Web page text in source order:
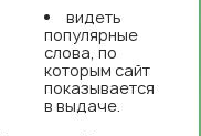
видеть
популярные
слова, по
которым сайт
показывается
в выдаче.